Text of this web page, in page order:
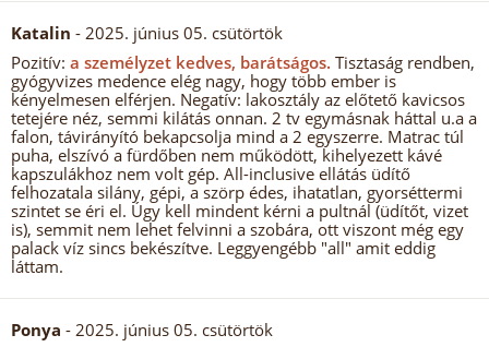
Katalin - 2025. június 05. csütörtök
Pozitív: a személyzet kedves, barátságos. Tisztaság rendben,
gyógyvizes medence elég nagy, hogy több ember is
kényelmesen elférjen. Negatív: lakosztály az előtető kavicsos
tetejére néz, semmi kilátás onnan. 2 tv egymásnak háttal u.a a
falon, távirányító bekapcsolja mind a 2 egyszerre. Matrac túl
puha, elszívó a fürdőben nem működött, kihelyezett kávé
kapszulákhoz nem volt gép. All-inclusive ellátás üdítő
felhozatala silány, gépi, a szörp édes, ihatatlan, gyorséttermi
szintet se éri el. Úgy kell mindent kérni a pultnál (üdítőt, vizet
is), semmit nem lehet felvinni a szobára, ott viszont még egy
palack víz sincs bekészítve. Leggyengébb "all" amit eddig
láttam.
Ponya - 2025. június 05. csütörtök